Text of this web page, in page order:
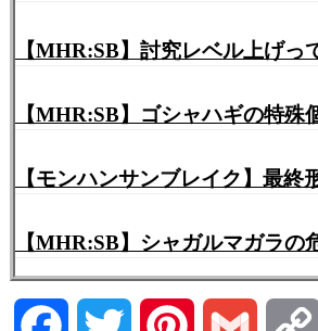
【MHR:SB】討究レベル上げっ
【MHR:SB】ゴシャハギの特殊
【モンハンサンブレイク】最
【MHR:SB】シャガルマガラの
Facebook Twitter Pinterest Gmail